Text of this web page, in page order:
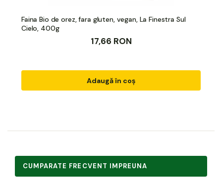
Faina Bio de orez, fara gluten, vegan, La Finestra Sul
Cielo, 400g
17,66 RON
Adaugă în coș
CUMPARATE FRECVENT IMPREUNA